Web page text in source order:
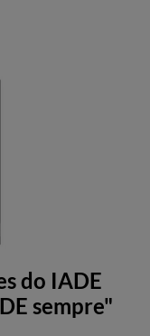
do IADE
sempre"